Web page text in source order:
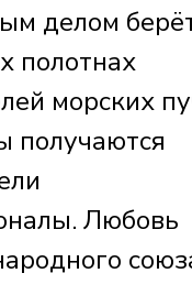
делом
полотнах
морских
получаются
Любовь